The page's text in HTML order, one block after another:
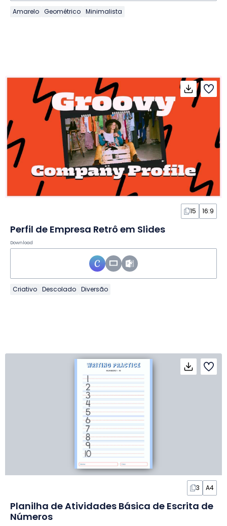
Amarelo Geométrico Minimalista
15 16:9
Perfil de Empresa Retrô em Slides
Download
Criativo Descolado Diversão
3 A4
Planilha de Atividades Básica de Escrita de
Números